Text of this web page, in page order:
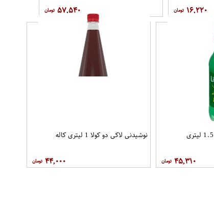
۱۶,۲۲۰ ۵۷,۵۴۰
۴۵,۳۱۰
نوشیدنی لاکی دو کولا 1 لیتری کاله
۴۴,۰۰۰